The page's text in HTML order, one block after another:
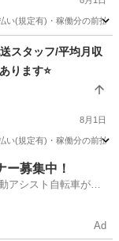
有)・稼働分の前払
スタッフ/平均月収
ります⭐️
8月1日
有)・稼働分の前払
ー募集中！
アシスト自転車が登
Ad